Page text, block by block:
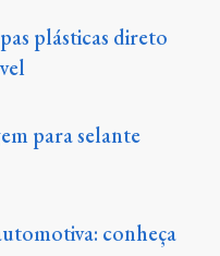
plásticas direto
para selante
conheça